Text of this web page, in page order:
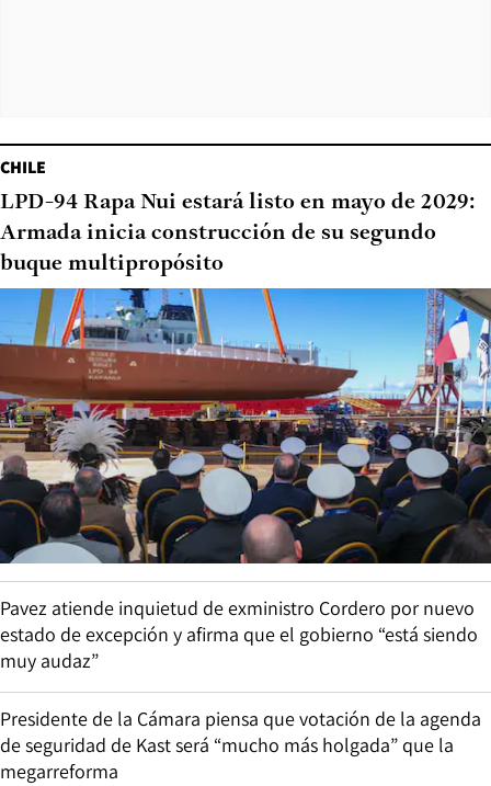
CHILE
LPD-94 Rapa Nui estará listo en mayo de 2029:
Armada inicia construcción de su segundo
buque multipropósito
Pavez atiende inquietud de exministro Cordero por nuevo
estado de excepción y afirma que el gobierno “está siendo
muy audaz”
Presidente de la Cámara piensa que votación de la agenda
de seguridad de Kast será “mucho más holgada” que la
megarreforma